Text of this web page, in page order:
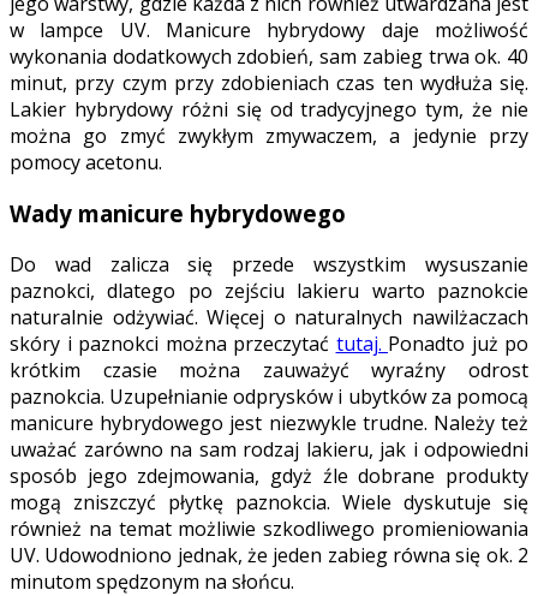
w lampce UV. Manicure hybrydowy daje możliwość
wykonania dodatkowych zdobień, sam zabieg trwa ok. 40
minut, przy czym przy zdobieniach czas ten wydłuża się.
Lakier hybrydowy różni się od tradycyjnego tym, że nie
można go zmyć zwykłym zmywaczem, a jedynie przy
pomocy acetonu.
Wady manicure hybrydowego
Do wad zalicza się przede wszystkim wysuszanie
paznokci, dlatego po zejściu lakieru warto paznokcie
naturalnie odżywiać. Więcej o naturalnych nawilżaczach
skóry i paznokci można przeczytać tutaj. Ponadto już po
krótkim czasie można zauważyć wyraźny odrost
paznokcia. Uzupełnianie odprysków i ubytków za pomocą
manicure hybrydowego jest niezwykle trudne. Należy też
uważać zarówno na sam rodzaj lakieru, jak i odpowiedni
sposób jego zdejmowania, gdyż źle dobrane produkty
mogą zniszczyć płytkę paznokcia. Wiele dyskutuje się
również na temat możliwie szkodliwego promieniowania
UV. Udowodniono jednak, że jeden zabieg równa się ok. 2
minutom spędzonym na słońcu.